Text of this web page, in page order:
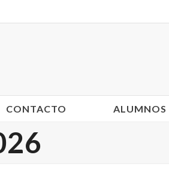
CONTACTO ALUMNOS